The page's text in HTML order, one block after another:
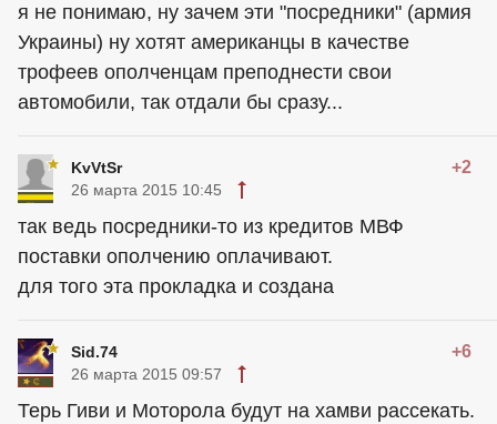
я не понимаю, ну зачем эти "посредники" (армия
Украины) ну хотят американцы в качестве
трофеев ополченцам преподнести свои
автомобили, так отдали бы сразу...
KvVtSr +2
26 марта 2015 10:45
так ведь посредники-то из кредитов МВФ
поставки ополчению оплачивают.
для того эта прокладка и создана
Sid.74 +6
26 марта 2015 09:57
Терь Гиви и Моторола будут на хамви рассекать.